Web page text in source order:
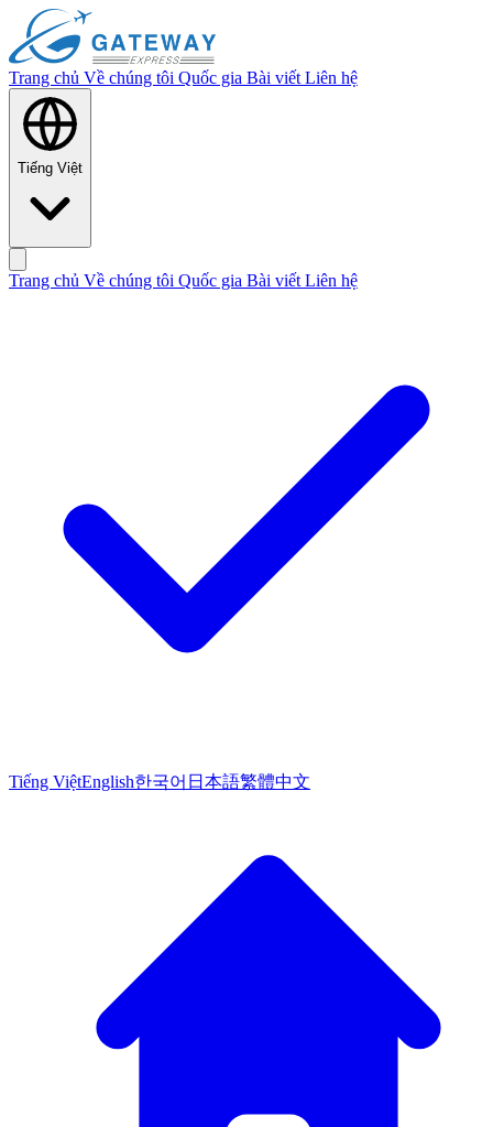
Trang chủ Về chúng tôi Quốc gia Bài viết Liên hệ
Tiếng Việt
Trang chủ Về chúng tôi Quốc gia Bài viết Liên hệ
Tiếng ViệtEnglish한국어 日本語繁體中文